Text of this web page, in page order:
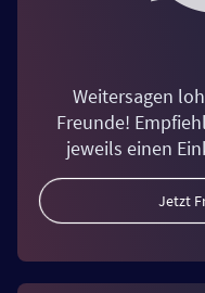
Weitersagen
Freunde!
jeweils einen
Jetzt